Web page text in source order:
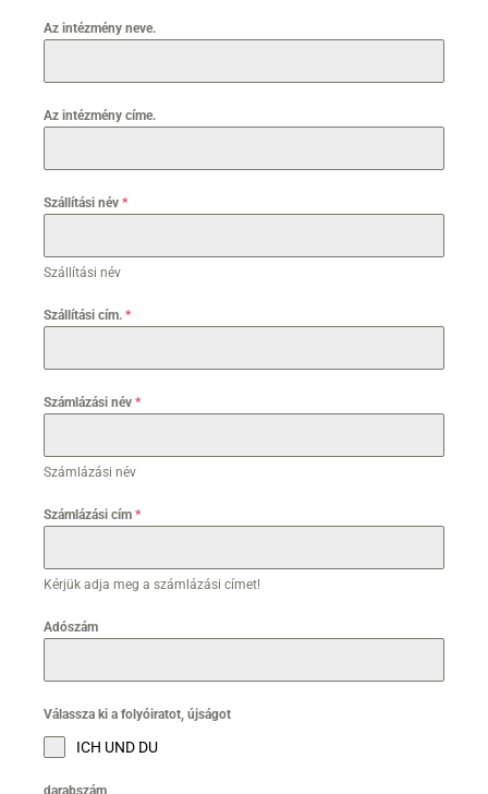
Az intézmény neve.
Az intézmény címe.
Szállítási név *
Szállítási név
Szállítási cím. *
Számlázási név *
Számlázási név
Számlázási cím *
Kérjük adja meg a számlázási címet!
Adószám
Válassza ki a folyóiratot, újságot
ICH UND DU
darabszám